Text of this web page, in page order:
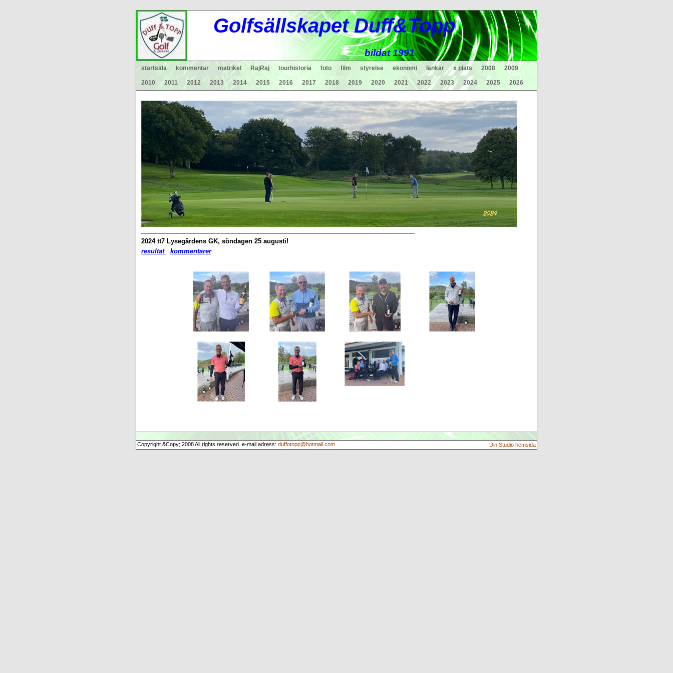
Golfsällskapet Duff&Topp
bildat 1991
startsida kommentar matrikel RajRaj tourhistoria foto film styrelse ekonomi länkar x plats 2008 2009
2010 2011 2012 2013 2014 2015 2016 2017 2018 2019 2020 2021 2022 2023 2024 2025 2026
2024 tt7 Lysegårdens GK, söndagen 25 augusti!
resultat
kommentarer
Copyright &Copy; 2008 All rights reserved. e-mail adress: duffotopp@hotmail.com Din Studio hemsida